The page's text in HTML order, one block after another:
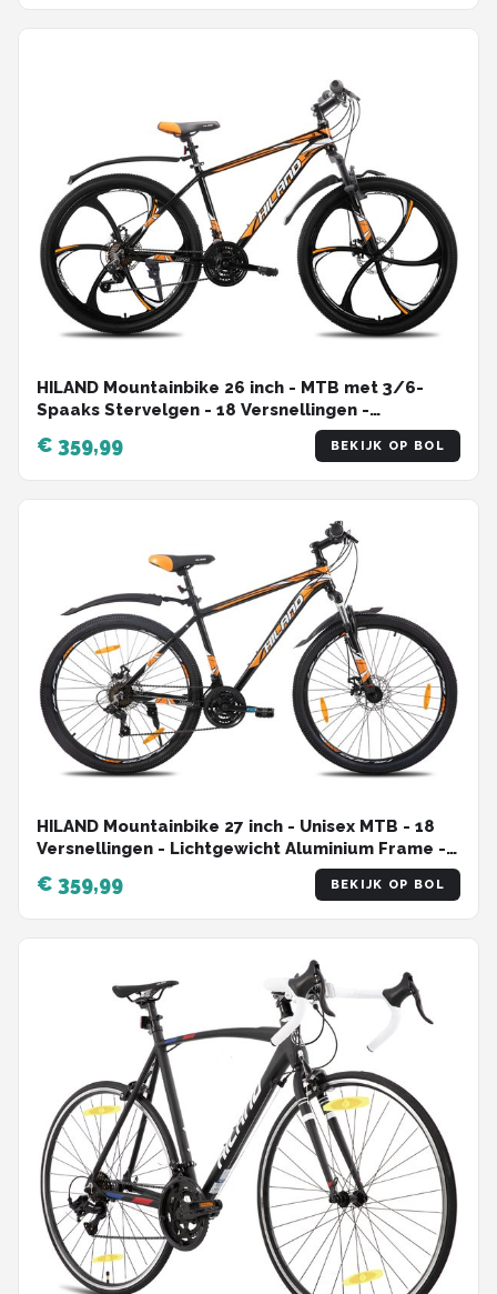
HILAND Mountainbike 26 inch - MTB met 3/6-
Spaaks Stervelgen - 18 Versnellingen -
Lichtgewicht Aluminium Frame - Dubbele
Schijfremmen - Unisex
€ 359,99 BEKIJK OP BOL
HILAND Mountainbike 27 inch - Unisex MTB - 18
Versnellingen - Lichtgewicht Aluminium Frame -
Schijfremmen - 3/6-Spaaks Sportvelgen
€ 359,99 BEKIJK OP BOL